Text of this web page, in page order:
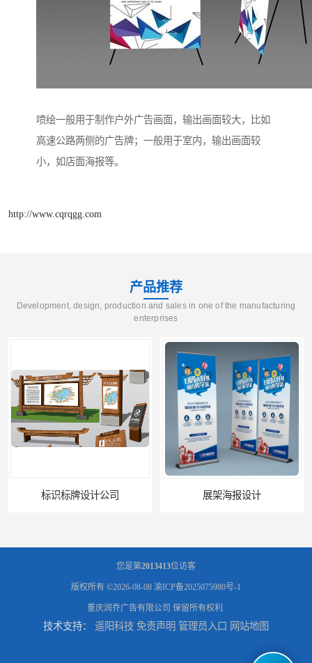
喷绘一般用于制作户外广告画面，输出画面较大，比如
高速公路两侧的广告牌；一般用于室内，输出画面较
小，如店面海报等。
http://www.cqrqgg.com
产品推荐
Development, design, production and sales in one of the manufacturing
enterprises
标识标牌设计公司 展架海报设计
您是第2013413位访客
版权所有 ©2026-08-08 渝ICP备2025075980号-1
重庆润乔广告有限公司 保留所有权利.
技术支持： 遥阳科技 免责声明 管理员入口 网站地图